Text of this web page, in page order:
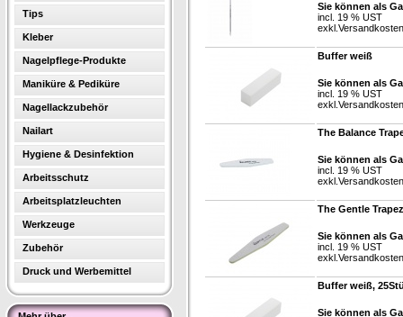
Tips
Kleber
Nagelpflege-Produkte
Maniküre & Pediküre
Nagellackzubehör
Nailart
Hygiene & Desinfektion
Arbeitsschutz
Arbeitsplatzleuchten
Werkzeuge
Zubehör
Druck und Werbemittel
Sie können als
incl. 19 % UST
exkl. Versandkosten
Buffer weiß
Sie können als
incl. 19 % UST
exkl. Versandkosten
The Balance
Sie können als
incl. 19 % UST
exkl. Versandkosten
The Gentle
Sie können als
incl. 19 % UST
exkl. Versandkosten
Buffer weiß,
Sie können als